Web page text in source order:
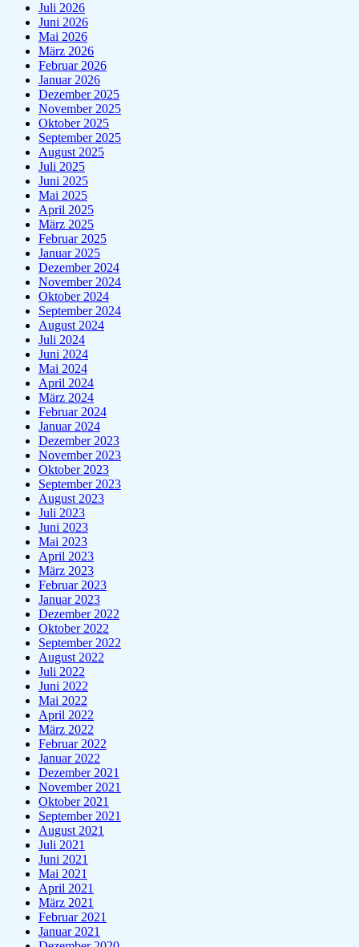
Juli 2026
Juni 2026
Mai 2026
März 2026
Februar 2026
Januar 2026
Dezember 2025
November 2025
Oktober 2025
September 2025
August 2025
Juli 2025
Juni 2025
Mai 2025
April 2025
März 2025
Februar 2025
Januar 2025
Dezember 2024
November 2024
Oktober 2024
September 2024
August 2024
Juli 2024
Juni 2024
Mai 2024
April 2024
März 2024
Februar 2024
Januar 2024
Dezember 2023
November 2023
Oktober 2023
September 2023
August 2023
Juli 2023
Juni 2023
Mai 2023
April 2023
März 2023
Februar 2023
Januar 2023
Dezember 2022
Oktober 2022
September 2022
August 2022
Juli 2022
Juni 2022
Mai 2022
April 2022
März 2022
Februar 2022
Januar 2022
Dezember 2021
November 2021
Oktober 2021
September 2021
August 2021
Juli 2021
Juni 2021
Mai 2021
April 2021
März 2021
Februar 2021
Januar 2021